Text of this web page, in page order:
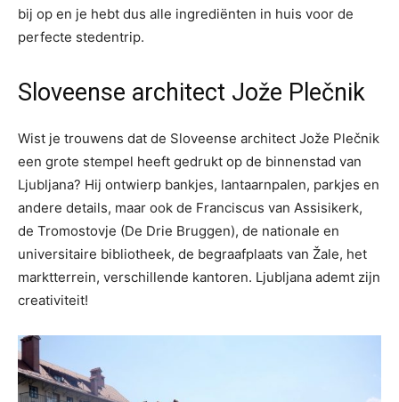
bij op en je hebt dus alle ingrediënten in huis voor de
perfecte stedentrip.
Sloveense architect Jože Plečnik
Wist je trouwens dat de Sloveense architect Jože Plečnik
een grote stempel heeft gedrukt op de binnenstad van
Ljubljana? Hij ontwierp bankjes, lantaarnpalen, parkjes en
andere details, maar ook de Franciscus van Assisikerk,
de Tromostovje (De Drie Bruggen), de nationale en
universitaire bibliotheek, de begraafplaats van Žale, het
marktterrein, verschillende kantoren. Ljubljana ademt zijn
creativiteit!